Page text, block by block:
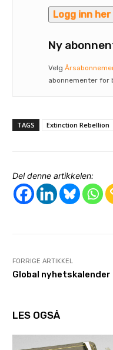
Logg inn her
Ny
Velg
abonnementer for
TAGS Extinction Rebellion
Del denne artikkelen:
FORRIGE ARTIKKEL
Global nyhetskalender
LES OGSÅ